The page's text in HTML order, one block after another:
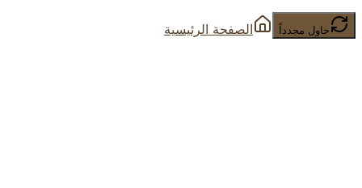
حاول مجدداً الصفحة الرئيسية